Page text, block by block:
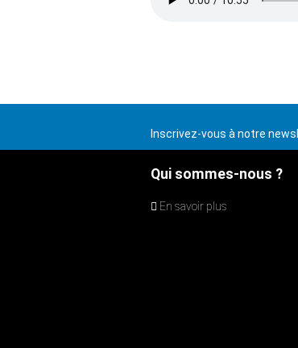
Inscrivez-vous à notre
Qui sommes-nous ?
En savoir plus